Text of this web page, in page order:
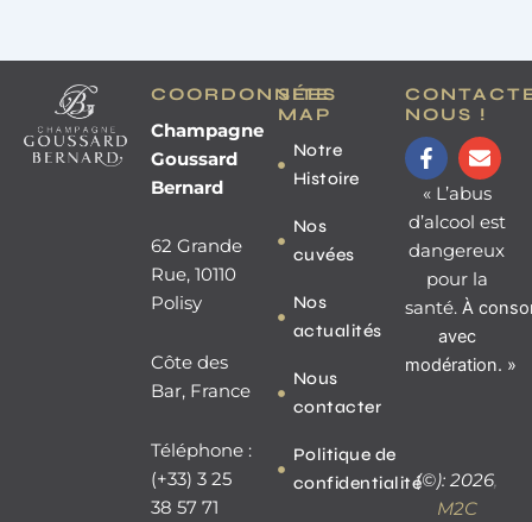
COORDONNÉES
Champagne
Goussard
Bernard
62 Grande
Rue, 10110
Polisy
Côte des
Bar, France
Téléphone :
(+33) 3 25
38 57 71
SITE
MAP
Notre
Histoire
Nos
cuvées
Nos
actualités
Nous
contacter
Politique de
confidentialité
NOUS !
F
a
c
e
b
o
o
k
-
E
n
v
l
o
p
« L’abus
d’alcool est
dangereux
pour la
santé. À
avec
modération. »
(©): 2026,
M2C